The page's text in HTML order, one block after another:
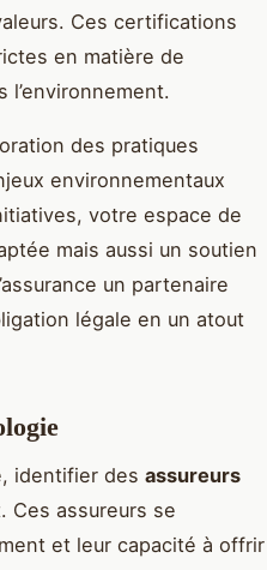
Ces certifications
en matière de
des pratiques
environnementaux
votre espace de
mais aussi un soutien
un partenaire
légale en un atout
identifier des assureurs
Ces assureurs se
et leur capacité à offrir